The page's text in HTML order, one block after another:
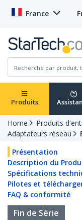
France
Produits
Home
Produits
Adaptateurs réseau
Présentation
Description du
Spécifications
Pilotes et
FAQ & conformité
Fin de Série